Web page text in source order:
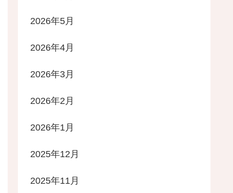
2026年5月
2026年4月
2026年3月
2026年2月
2026年1月
2025年12月
2025年11月